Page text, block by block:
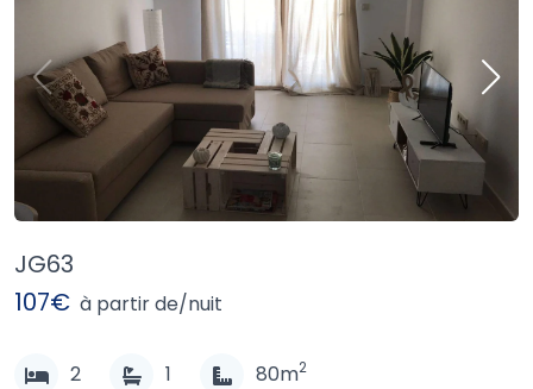
JG63
2 1 80m2
107€ à partir de/nuit